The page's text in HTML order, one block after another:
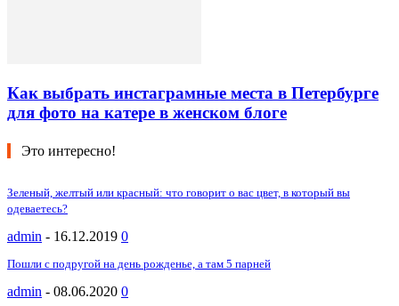
Как выбрать инстаграмные места в Петербурге
для фото на катере в женском блоге
Это интересно!
Зеленый, желтый или красный: что говорит о вас цвет, в который вы
одеваетесь?
admin - 16.12.2019 0
Пошли с подругой на день рожденье, а там 5 парней
admin - 08.06.2020 0